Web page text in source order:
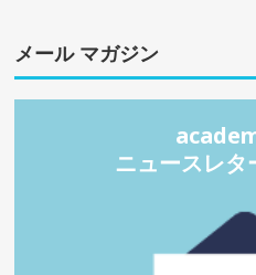
メール マガジン
ニュースレタ